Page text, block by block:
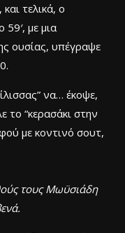
τελικά, ο
με μια
ουσίας, υπέγραψε
να… έκοψε,
το “κερασάκι στην
με κοντινό σουτ,
τους Μωϋσιάδη